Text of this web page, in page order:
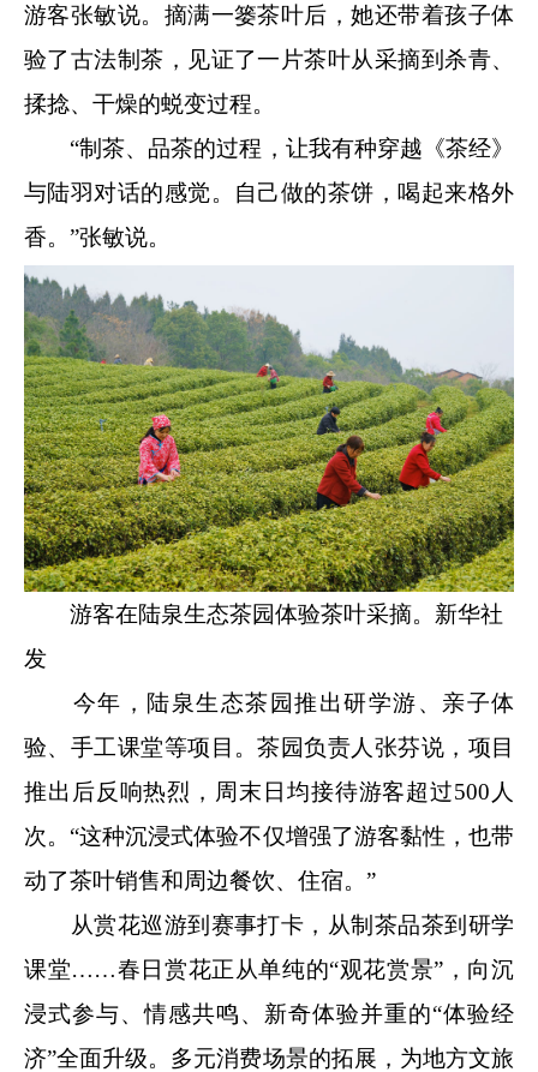
游客张敏说。摘满一篓茶叶后，她还带着孩子体
验了古法制茶，见证了一片茶叶从采摘到杀青、
揉捻、干燥的蜕变过程。
“制茶、品茶的过程，让我有种穿越《茶经》
与陆羽对话的感觉。自己做的茶饼，喝起来格外
香。”张敏说。
游客在陆泉生态茶园体验茶叶采摘。新华社
发
今年，陆泉生态茶园推出研学游、亲子体
验、手工课堂等项目。茶园负责人张芬说，项目
推出后反响热烈，周末日均接待游客超过500人
次。“这种沉浸式体验不仅增强了游客黏性，也带
动了茶叶销售和周边餐饮、住宿。”
从赏花巡游到赛事打卡，从制茶品茶到研学
课堂……春日赏花正从单纯的“观花赏景”，向沉
浸式参与、情感共鸣、新奇体验并重的“体验经
济”全面升级。多元消费场景的拓展，为地方文旅